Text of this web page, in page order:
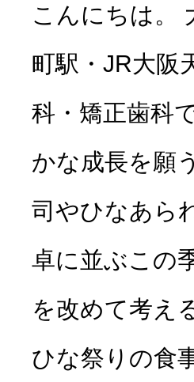
こんにちは
町駅・JR大
科・矯正歯科
かな成長を願
司やひなあら
卓に並ぶこの
を改めて考え
ひな祭りの食